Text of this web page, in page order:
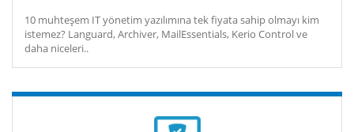
10 muhteşem IT yönetim yazılımına tek fiyata sahip olmayı kim
istemez? Languard, Archiver, MailEssentials, Kerio Control ve
daha niceleri..